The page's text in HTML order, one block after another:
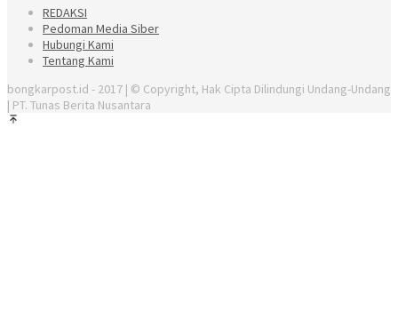
REDAKSI
Pedoman Media Siber
Hubungi Kami
Tentang Kami
bongkarpost.id - 2017 | © Copyright, Hak Cipta Dilindungi Undang-Undang
| PT. Tunas Berita Nusantara